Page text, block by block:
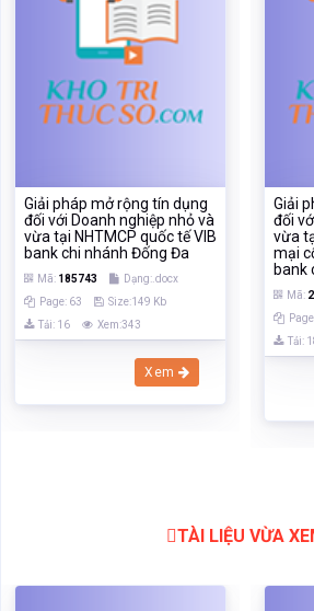
Giải pháp mở rộng tín dụng
đối với Doanh nghiệp nhỏ và
vừa tại NHTMCP quốc tế VIB
bank chi nhánh Đống Đa
Mã: 185743
Dạng:.docx
Page: 63
Size:149 Kb
Tải: 16
Xem:343
Xem
Giải
đối
vừa
mại
bank
Mã:
Tải:
TÀI LIỆU VỪA